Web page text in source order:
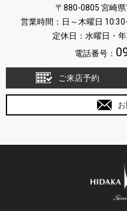
〒880-0805 宮崎
営業時間：日～木曜日
定休日：水曜日・
電話番号：
ご来店予約